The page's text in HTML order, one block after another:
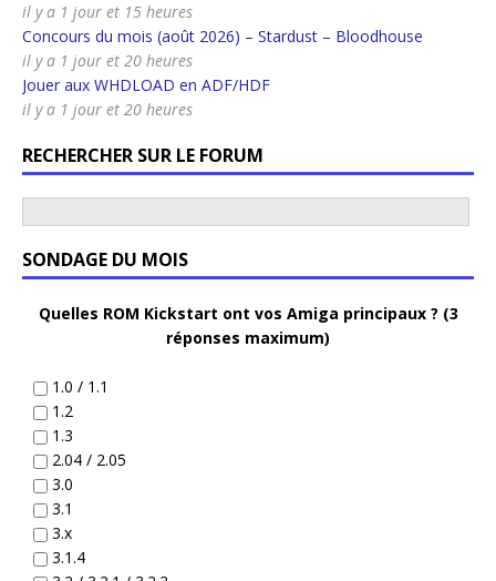
il y a 1 jour et 15 heures
Concours du mois (août 2026) – Stardust – Bloodhouse
il y a 1 jour et 20 heures
Jouer aux WHDLOAD en ADF/HDF
il y a 1 jour et 20 heures
RECHERCHER SUR LE FORUM
SONDAGE DU MOIS
Quelles ROM Kickstart ont vos Amiga principaux ? (3
réponses maximum)
1.0 / 1.1
1.2
1.3
2.04 / 2.05
3.0
3.1
3.x
3.1.4